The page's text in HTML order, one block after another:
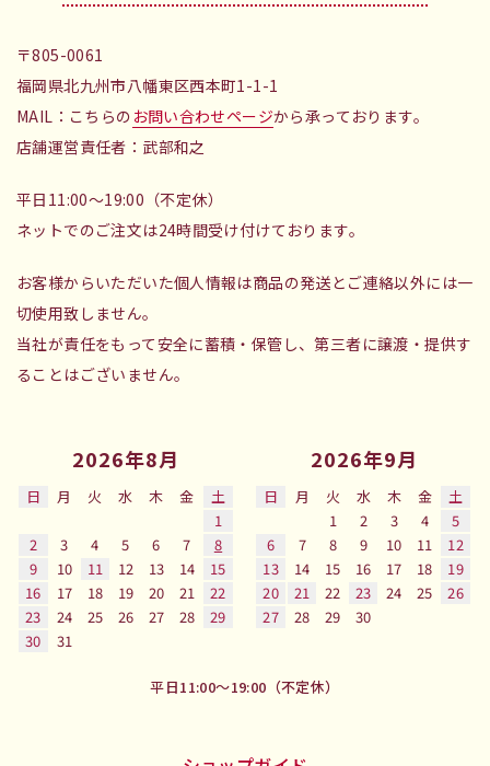
〒805-0061
福岡県北九州市八幡東区西本町1-1-1
MAIL：こちらの お問い合わせページから承っております。
店舗運営責任者：武部和之
平日11:00～19:00（不定休）
ネットでのご注文は24時間受け付けております。
お客様からいただいた個人情報は商品の発送とご連絡以外には一
切使用致しません。
当社が責任をもって安全に蓄積・保管し、第三者に譲渡・提供す
ることはございません。
2026年8月
日 月 火 水 木 金
土
1
2
3 4 5 6 7
8
9
10 11 12 13 14
15
16
17 18 19 20 21
22
23
24 25 26 27 28
29
30
31
2026年9月
日 月 火 水 木 金
土
1
2 3 4
5
6
7 8 9 10 11
12
13
14 15 16 17 18
19
20
21 22 23 24 25
26
27
28 29 30
平日11:00～19:00（不定休）